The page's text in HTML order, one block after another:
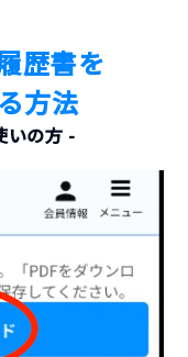
歴書を
方法
の方 -